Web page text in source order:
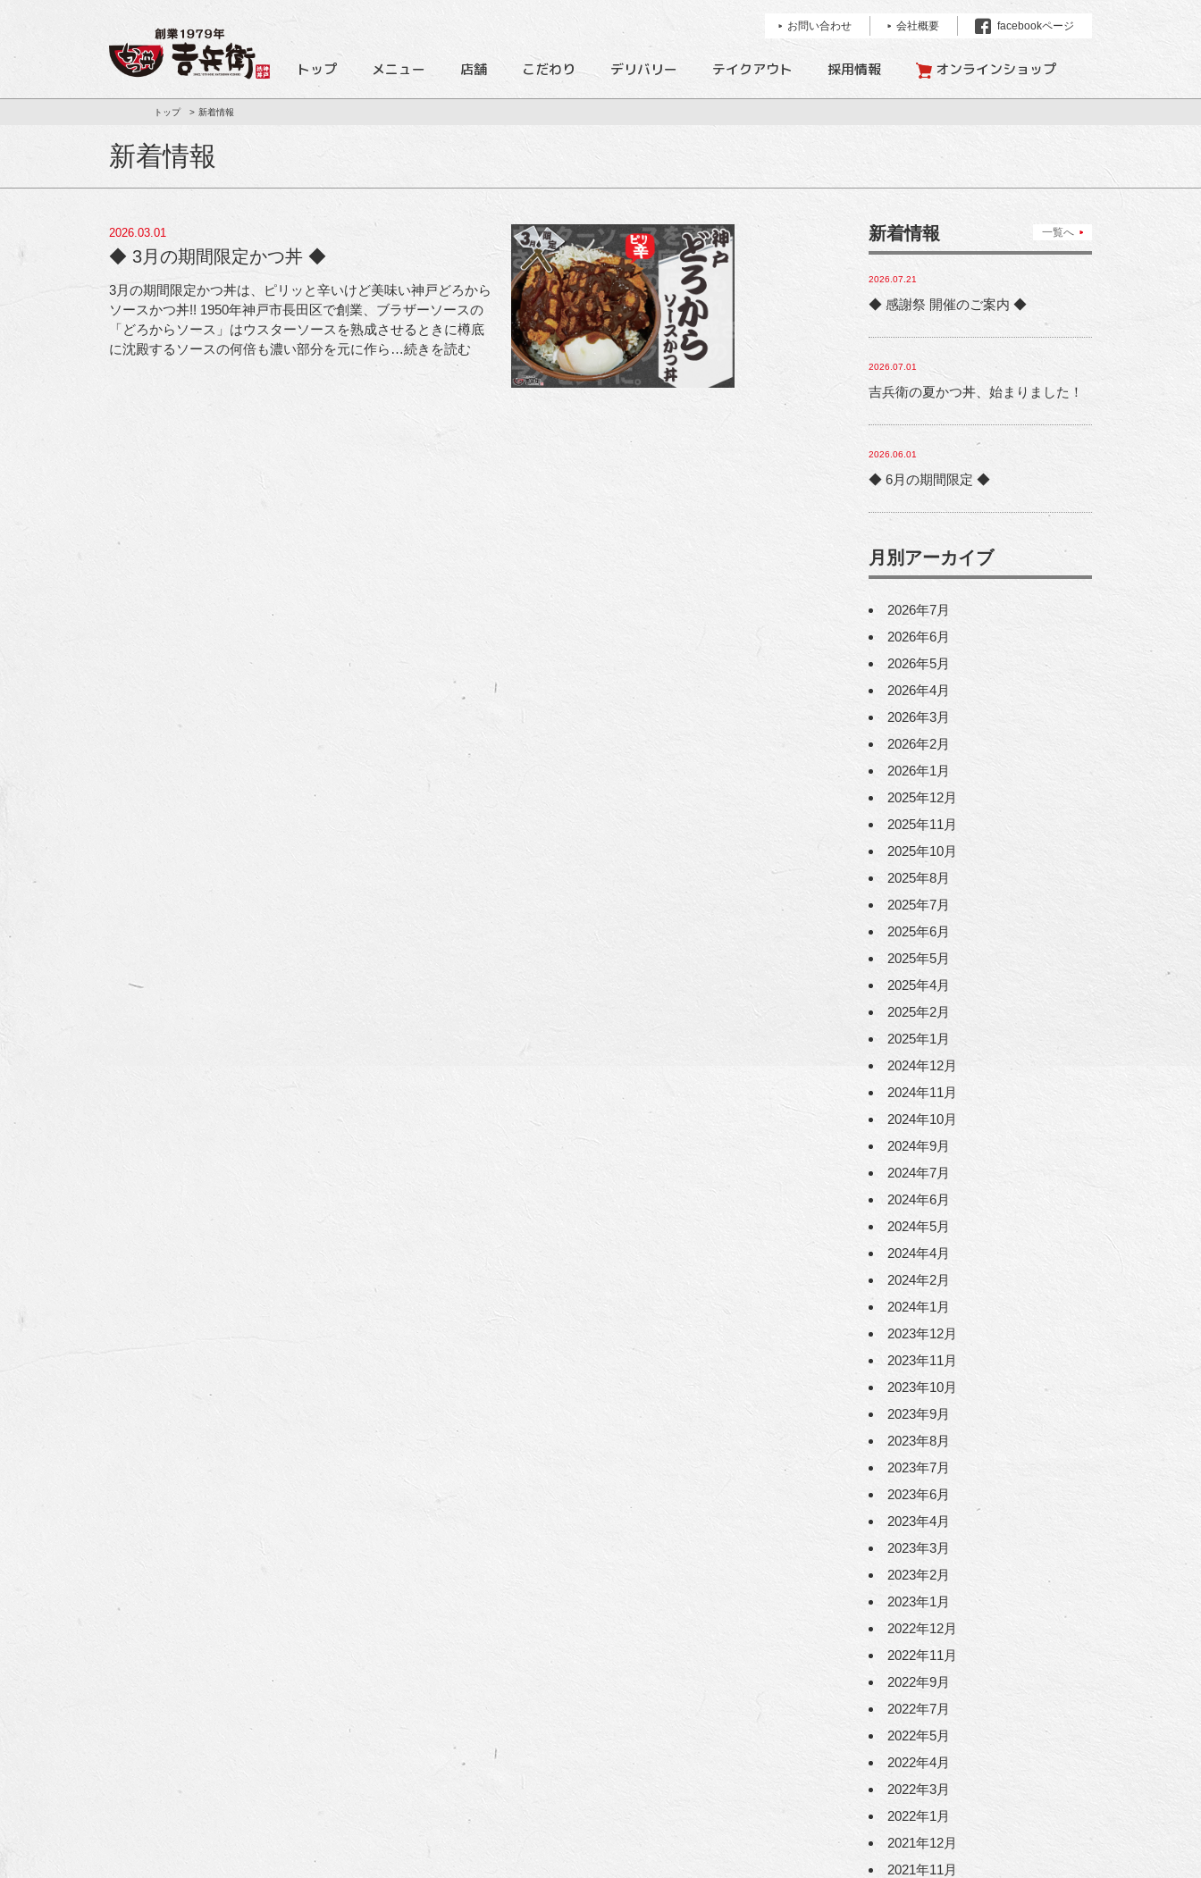
トップ メニュー 店舗 こだわり デリバリー テイクアウト 採用情報 オンラインショップ
お問い合わせ 会社概要 facebookページ
トップ 新着情報
新着情報
2026.03.01
◆ 3月の期間限定かつ丼 ◆
3月の期間限定かつ丼は、ピリッと辛いけど美味い神戸どろから
ソースかつ丼!! 1950年神戸市長田区で創業、ブラザーソースの
「どろからソース」はウスターソースを熟成させるときに樽底
に沈殿するソースの何倍も濃い部分を元に作ら …続きを読む
新着情報 一覧へ
2026.07.21
◆ 感謝祭 開催のご案内 ◆
2026.07.01
吉兵衛の夏かつ丼、始まりました！
2026.06.01
◆ 6月の期間限定 ◆
月別アーカイブ
2026年7月
2026年6月
2026年5月
2026年4月
2026年3月
2026年2月
2026年1月
2025年12月
2025年11月
2025年10月
2025年8月
2025年7月
2025年6月
2025年5月
2025年4月
2025年2月
2025年1月
2024年12月
2024年11月
2024年10月
2024年9月
2024年7月
2024年6月
2024年5月
2024年4月
2024年2月
2024年1月
2023年12月
2023年11月
2023年10月
2023年9月
2023年8月
2023年7月
2023年6月
2023年4月
2023年3月
2023年2月
2023年1月
2022年12月
2022年11月
2022年9月
2022年7月
2022年5月
2022年4月
2022年3月
2022年1月
2021年12月
2021年11月